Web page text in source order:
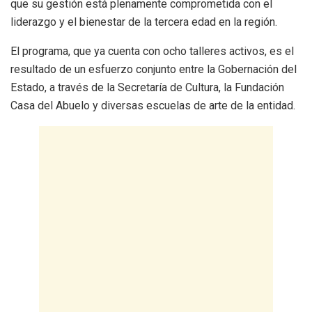
que su gestión está plenamente comprometida con el
liderazgo y el bienestar de la tercera edad en la región.
El programa, que ya cuenta con ocho talleres activos, es el
resultado de un esfuerzo conjunto entre la Gobernación del
Estado, a través de la Secretaría de Cultura, la Fundación
Casa del Abuelo y diversas escuelas de arte de la entidad.